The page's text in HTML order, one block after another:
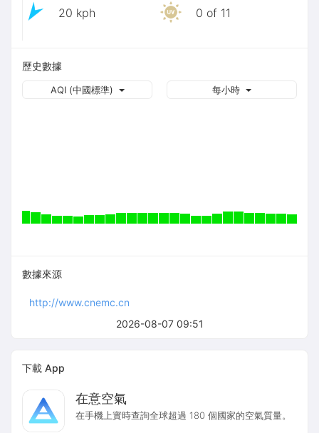
2026-08-07 09:51
20 kph 0 of 11
歷史數據
每小時
AQI (中國標準)
數據來源
http://www.cnemc.cn
下載 App
在意空氣
在手機上實時查詢全球超過 180 個國家的空氣質量。